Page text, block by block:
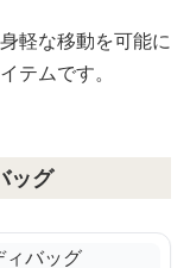
軽な移動を可能に
テムです。
ッグ